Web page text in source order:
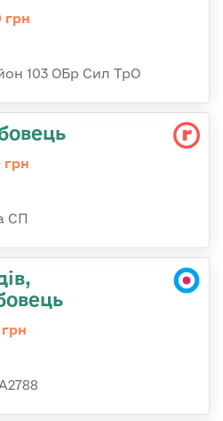
грн
103 ОБр Сил ТрО
грн
СП